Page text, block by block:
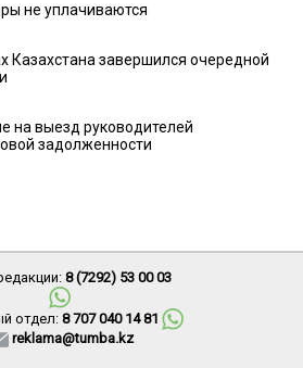
не уплачиваются
Казахстана завершился очередной
на выезд руководителей
задолженности
8 (7292) 53 00 03
отдел: 8 707 040 14 81
reklama@tumba.kz